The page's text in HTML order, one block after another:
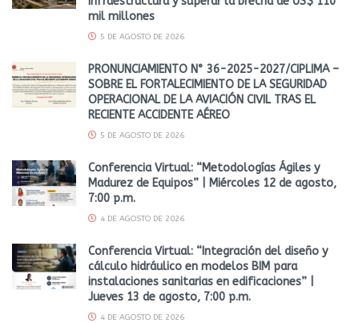
mil millones
5 DE AGOSTO DE 2026
PRONUNCIAMIENTO N° 36-2025-2027/CIPLIMA –
SOBRE EL FORTALECIMIENTO DE LA SEGURIDAD
OPERACIONAL DE LA AVIACIÓN CIVIL TRAS EL
RECIENTE ACCIDENTE AÉREO
5 DE AGOSTO DE 2026
Conferencia Virtual: “Metodologías Ágiles y
Madurez de Equipos” | Miércoles 12 de agosto,
7:00 p.m.
4 DE AGOSTO DE 2026
Conferencia Virtual: “Integración del diseño y
cálculo hidráulico en modelos BIM para
instalaciones sanitarias en edificaciones” |
Jueves 13 de agosto, 7:00 p.m.
4 DE AGOSTO DE 2026